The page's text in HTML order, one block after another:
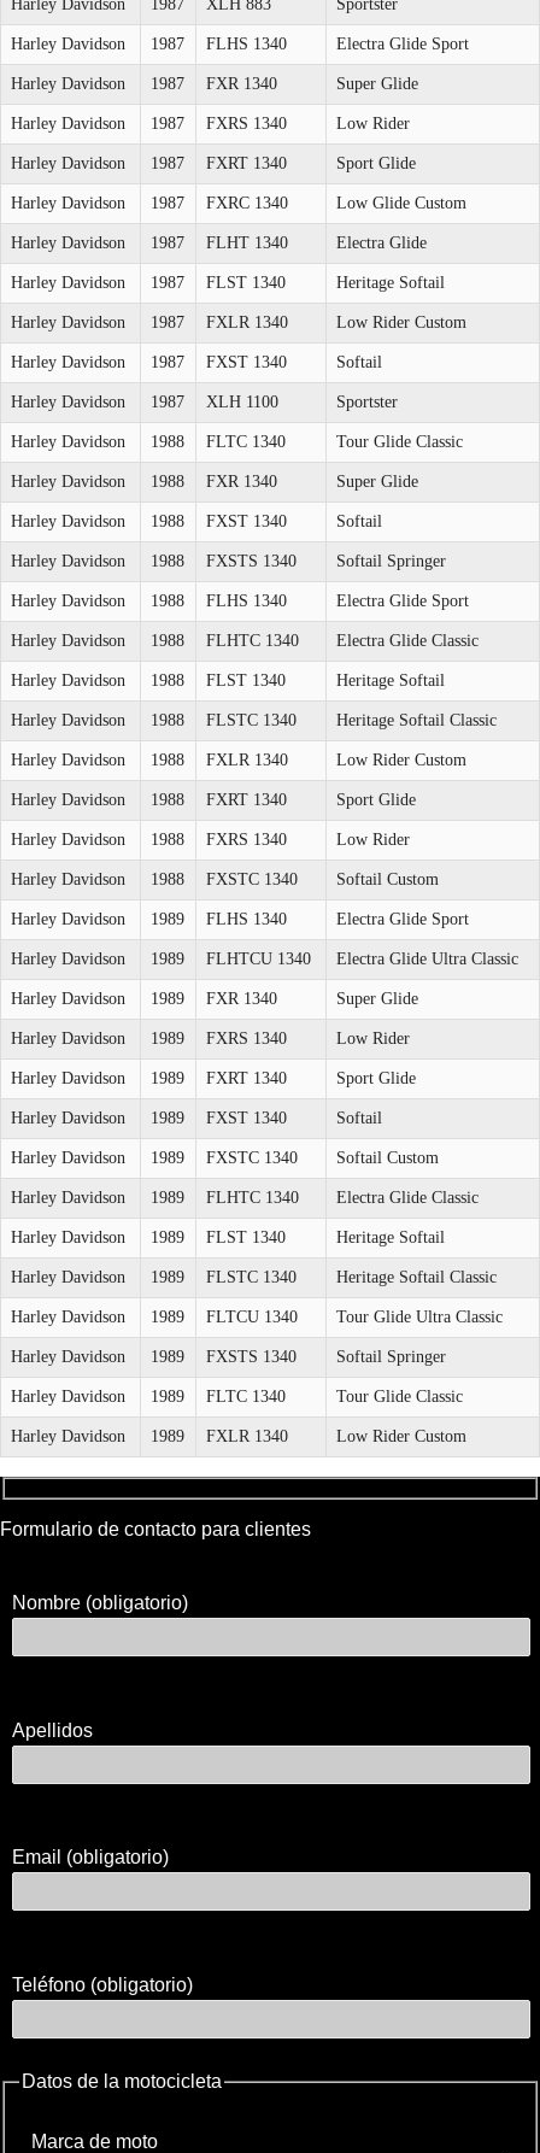
Harley Davidson 1987 XLH 883 Sportster
Harley Davidson 1987 FLHS 1340 Electra Glide Sport
Harley Davidson 1987 FXR 1340 Super Glide
Harley Davidson 1987 FXRS 1340 Low Rider
Harley Davidson 1987 FXRT 1340 Sport Glide
Harley Davidson 1987 FXRC 1340 Low Glide Custom
Harley Davidson 1987 FLHT 1340 Electra Glide
Harley Davidson 1987 FLST 1340 Heritage Softail
Harley Davidson 1987 FXLR 1340 Low Rider Custom
Harley Davidson 1987 FXST 1340 Softail
Harley Davidson 1987 XLH 1100 Sportster
Harley Davidson 1988 FLTC 1340 Tour Glide Classic
Harley Davidson 1988 FXR 1340 Super Glide
Harley Davidson 1988 FXST 1340 Softail
Harley Davidson 1988 FXSTS 1340 Softail Springer
Harley Davidson 1988 FLHS 1340 Electra Glide Sport
Harley Davidson 1988 FLHTC 1340 Electra Glide Classic
Harley Davidson 1988 FLST 1340 Heritage Softail
Harley Davidson 1988 FLSTC 1340 Heritage Softail Classic
Harley Davidson 1988 FXLR 1340 Low Rider Custom
Harley Davidson 1988 FXRT 1340 Sport Glide
Harley Davidson 1988 FXRS 1340 Low Rider
Harley Davidson 1988 FXSTC 1340 Softail Custom
Harley Davidson 1989 FLHS 1340 Electra Glide Sport
Harley Davidson 1989 FLHTCU 1340 Electra Glide Ultra Classic
Harley Davidson 1989 FXR 1340 Super Glide
Harley Davidson 1989 FXRS 1340 Low Rider
Harley Davidson 1989 FXRT 1340 Sport Glide
Harley Davidson 1989 FXST 1340 Softail
Harley Davidson 1989 FXSTC 1340 Softail Custom
Harley Davidson 1989 FLHTC 1340 Electra Glide Classic
Harley Davidson 1989 FLST 1340 Heritage Softail
Harley Davidson 1989 FLSTC 1340 Heritage Softail Classic
Harley Davidson 1989 FLTCU 1340 Tour Glide Ultra Classic
Harley Davidson 1989 FXSTS 1340 Softail Springer
Harley Davidson 1989 FLTC 1340 Tour Glide Classic
Harley Davidson 1989 FXLR 1340 Low Rider Custom
Formulario de contacto para clientes
Nombre (obligatorio)
Apellidos
Email (obligatorio)
Teléfono (obligatorio)
Datos de la motocicleta
Marca de moto